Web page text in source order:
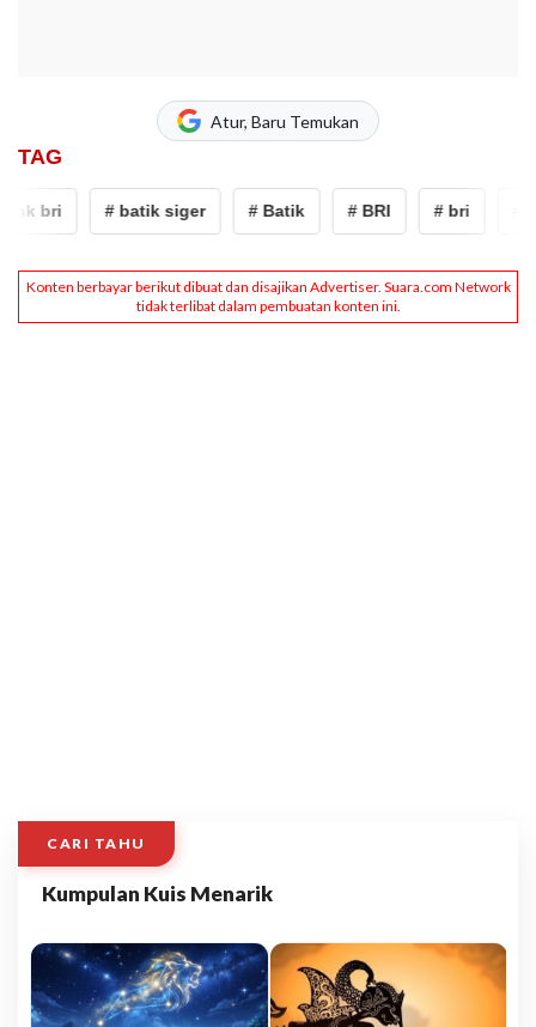
Atur, Baru Temukan
TAG
bri # batik siger # Batik # BRI # bri
CARI TAHU
Kumpulan Kuis Menarik